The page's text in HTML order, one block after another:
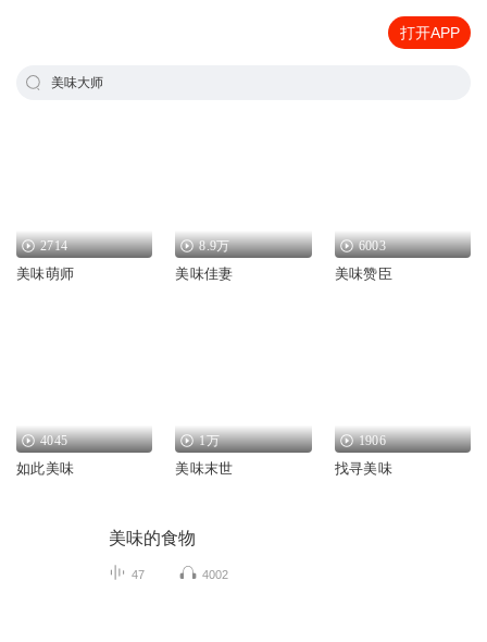
打开APP
美味大师
2714
美味萌师
8.9万
美味佳妻
6003
美味赞臣
4045
如此美味
1万
美味末世
1906
找寻美味
美味的食物
47 4002